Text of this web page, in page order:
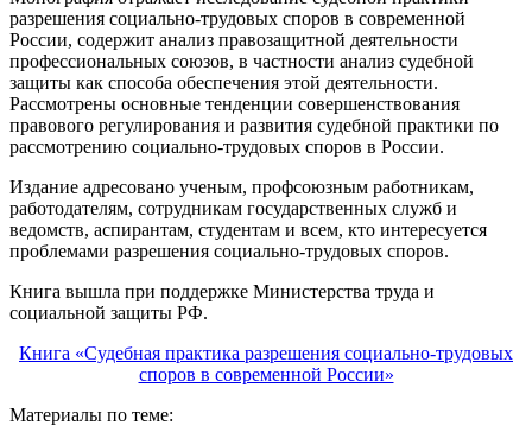
разрешения социально-трудовых споров в современной
России, содержит анализ правозащитной деятельности
профессиональных союзов, в частности анализ судебной
защиты как способа обеспечения этой деятельности.
Рассмотрены основные тенденции совершенствования
правового регулирования и развития судебной практики по
рассмотрению социально-трудовых споров в России.
Издание адресовано ученым, профсоюзным работникам,
работодателям, сотрудникам государственных служб и
ведомств, аспирантам, студентам и всем, кто интересуется
проблемами разрешения социально-трудовых споров.
Книга вышла при поддержке Министерства труда и
социальной защиты РФ.
Книга «Судебная практика разрешения социально-трудовых
споров в современной России»
Материалы по теме: